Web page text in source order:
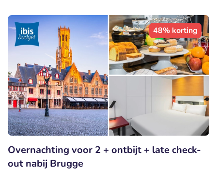
48% korting
Overnachting voor 2 + ontbijt + late check-
out nabij Brugge